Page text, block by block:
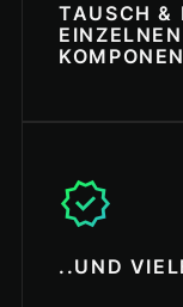
TAUSCH &
verified
..UND